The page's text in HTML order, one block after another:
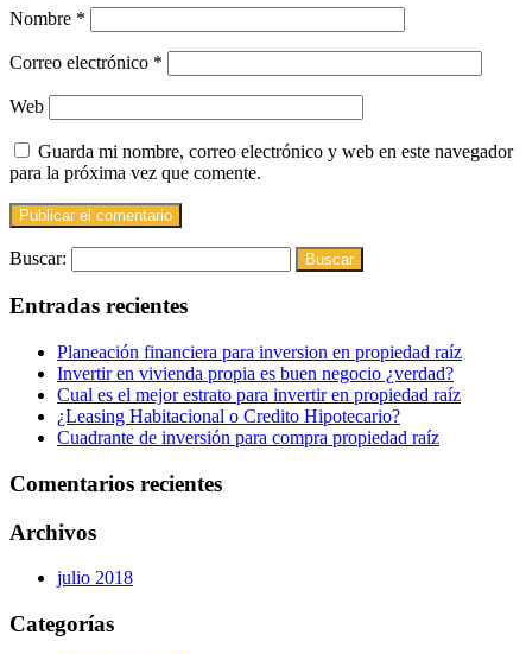
Nombre *
Correo electrónico *
Web
Guarda mi nombre, correo electrónico y web en este navegador
para la próxima vez que comente.
Buscar:
Entradas recientes
Planeación financiera para inversion en propiedad raíz
Invertir en vivienda propia es buen negocio ¿verdad?
Cual es el mejor estrato para invertir en propiedad raíz
¿Leasing Habitacional o Credito Hipotecario?
Cuadrante de inversión para compra propiedad raíz
Comentarios recientes
Archivos
julio 2018
Categorías